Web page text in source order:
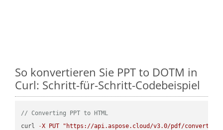
So konvertieren Sie PPT to DOTM in
Curl: Schritt-für-Schritt-Codebeispiel
// Converting PPT to HTML
curl
-X PUT
"https://api.aspose.cloud/v3.0/pdf/convert/